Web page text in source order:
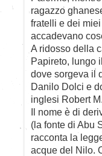
ragazzo
fratelli e dei
accadevano
A ridosso della
Papireto, lungo
dove sorgeva il
Danilo Dolci e
inglesi Robert
Il nome è di
(la fonte di Abu
racconta la
acque del Nilo.